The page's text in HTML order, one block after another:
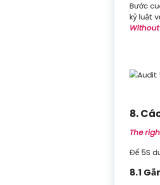
Bước
kỷ luật
8.
The
Để 5S
8.1